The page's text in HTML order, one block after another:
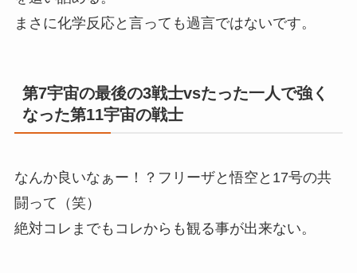
まさに化学反応と言っても過言ではないです。
第7宇宙の最後の3戦士vsたった一人で強く
なった第11宇宙の戦士
なんか良いなぁー！？フリーザと悟空と17号の共
闘って（笑）
絶対コレまでもコレからも観る事が出来ない。